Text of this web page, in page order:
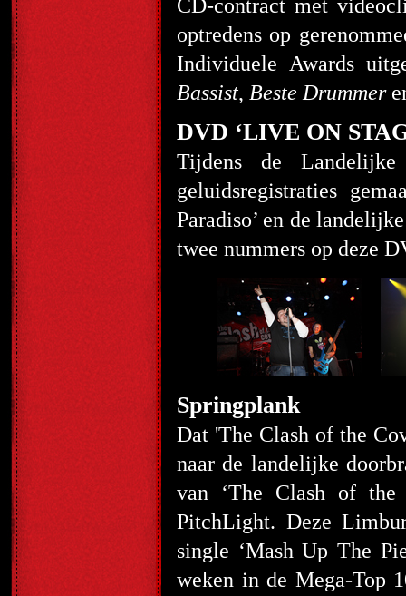
CD-contract met
optredens op
Individuele Awards
Bassist, Beste Drummer
DVD ‘LIVE ON
Tijdens de
geluidsregistraties
Paradiso’ en de
twee nummers op deze
Springplank
Dat 'The Clash of the
naar de landelijke
van ‘The Clash of the
PitchLight. Deze
single ‘Mash Up The
weken in de Mega-Top